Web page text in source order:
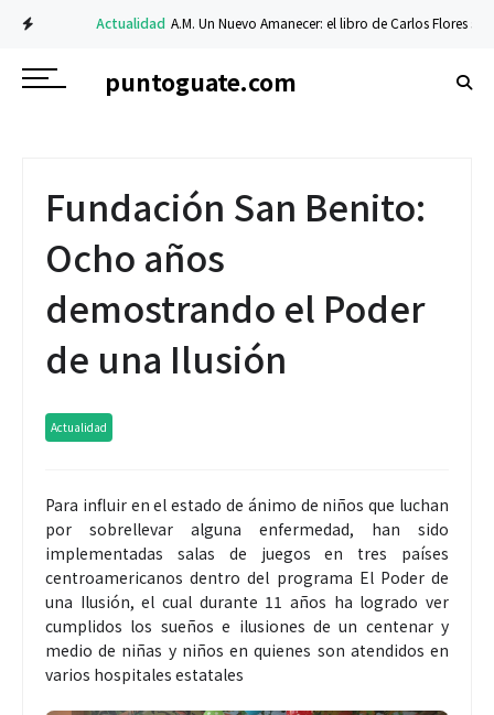
Actualidad A.M. Un Nuevo Amanecer: el libro de Carlos Flores sobre
puntoguate.com
Fundación San Benito:
Ocho años
demostrando el Poder
de una Ilusión
Actualidad
Para influir en el estado de ánimo de niños que luchan
por sobrellevar alguna enfermedad, han sido
implementadas salas de juegos en tres países
centroamericanos dentro del programa El Poder de
una Ilusión, el cual durante 11 años ha logrado ver
cumplidos los sueños e ilusiones de un centenar y
medio de niñas y niños en quienes son atendidos en
varios hospitales estatales